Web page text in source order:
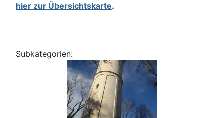
hier zur Übersichtskarte.
Subkategorien: